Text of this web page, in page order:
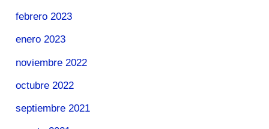
febrero 2023
enero 2023
noviembre 2022
octubre 2022
septiembre 2021